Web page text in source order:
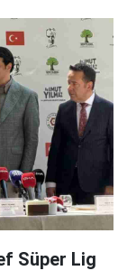
Süper Lig